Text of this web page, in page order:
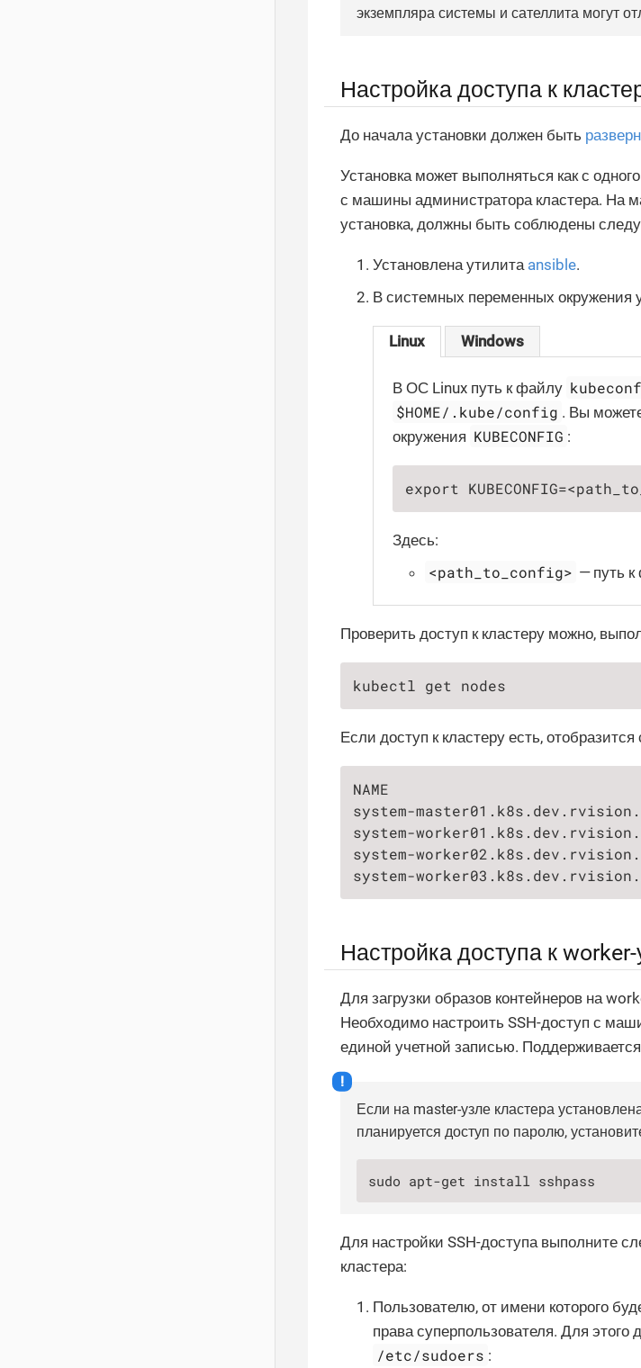
экземпляра системы и сателлита могут
Настройка доступа к
До начала установки должен быть
Установка может выполняться как с
с машины администратора кластера. На
установка, должны быть соблюдены
Установлена утилита ansible.
В системных переменных окружения
Linux Windows
В ОС Linux путь к файлу
$HOME/.kube/config . Вы
окружения KUBECONFIG :
export
Здесь:
<path_to_config> — путь
Проверить доступ к кластеру можно,
kubectl get nodes
Если доступ к кластеру есть,
NAME
system-
system-
system-
system-
Настройка доступа к
Для загрузки образов контейнеров на
Необходимо настроить SSH-доступ с
единой учетной записью.
Если на master-узле кластера
планируется доступ по паролю,
sudo apt-get install sshpass
Для настройки SSH-доступа выполните
кластера:
Пользователю, от имени которого
права суперпользователя. Для
/etc/sudoers :